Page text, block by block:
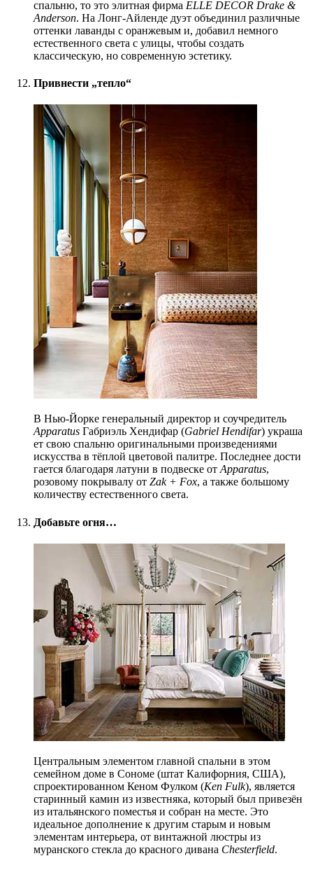
спальню, то это элитная фирма ELLE DECOR Drake &
Anderson. На Лонг-Айленде дуэт объединил различные
оттенки лаванды с оранжевым и, добавил немного
естественного света с улицы, чтобы создать
классическую, но современную эстетику.
Привнести „тепло“
В Нью-Йорке генеральный директор и соучредитель
Apparatus Габриэль Хендифар (Gabriel Hendifar) украша
ет свою спальню оригинальными произведениями
искусства в тёплой цветовой палитре. Последнее дости
гается благодаря латуни в подвеске от Apparatus,
розовому покрывалу от Zak + Fox, а также большому
количеству естественного света.
Добавьте огня…
Центральным элементом главной спальни в этом
семейном доме в Сономе (штат Калифорния, США),
спроектированном Кеном Фулком (Ken Fulk), является
старинный камин из известняка, который был привезён
из итальянского поместья и собран на месте. Это
идеальное дополнение к другим старым и новым
элементам интерьера, от винтажной люстры из
муранского стекла до красного дивана Chesterfield.